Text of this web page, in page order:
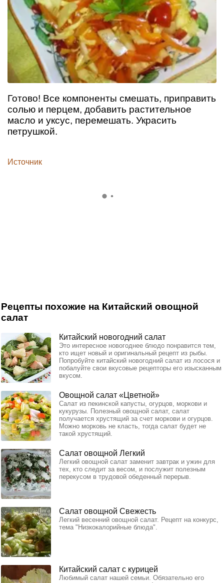
Готово! Все компоненты смешать, приправить
солью и перцем, добавить растительное
масло и уксус, перемешать. Украсить
петрушкой.
Источник
Рецепты похожие на Китайский овощной
салат
Китайский новогодний салат
Это интересное новогоднее блюдо понравится тем,
кто ищет новый и оригинальный рецепт из рыбы.
Попробуйте китайский новогодний салат из лосося и
побалуйте свои вкусовые рецепторы его изысканным
вкусом.
Овощной салат «Цветной»
Салат из пекинской капусты, огурцов, моркови и
кукурузы. Полезный овощной салат, салат
получается хрустящий за счет моркови и огурцов.
Можно морковь не класть, тогда салат будет не
такой хрустящий.
Салат овощной Легкий
Легкий овощной салат заменит завтрак и ужин для
тех, кто следит за весом, и послужит полезным
перекусом в трудовой обеденный перерыв.
Салат овощной Свежесть
Легкий весенний овощной салат. Рецепт на конкурс,
тема "Низкокалорийные блюда".
Китайский салат с курицей
Любимый салат нашей семьи. Обязательно его